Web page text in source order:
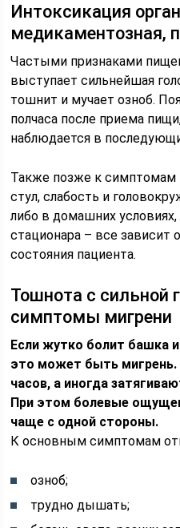
Интоксикация
медикаментозная,
Частыми признаками
выступает сильнейшая
тошнит и мучает озноб.
полчаса после приема
наблюдается в
Также позже к симптомам
стул, слабость и
либо в домашних условиях,
стационара – все зависит
состояния пациента.
Тошнота с сильной
симптомы мигрени
Если жутко болит башка
это может быть мигрень.
часов, а иногда
При этом болевые
чаще с одной стороны.
К основным симптомам
озноб;
трудно дышать;